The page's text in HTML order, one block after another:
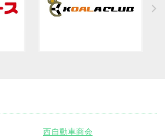
西自動車商会